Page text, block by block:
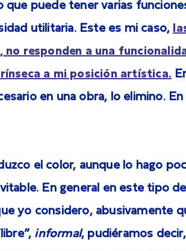
que puede tener varias
utilitaria. Este es mi caso,
no responden a una
a mi posición artística.
en una obra, lo elimino.
el color, aunque lo hago
En general en este tipo
yo considero, abusivamente
informal, pudiéramos